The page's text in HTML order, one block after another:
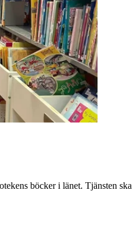
böcker i länet. Tjänsten